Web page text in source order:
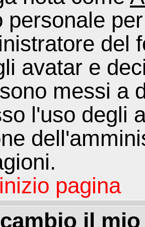
personale
del
avatar e
messi a
l'uso degli
pagina
il